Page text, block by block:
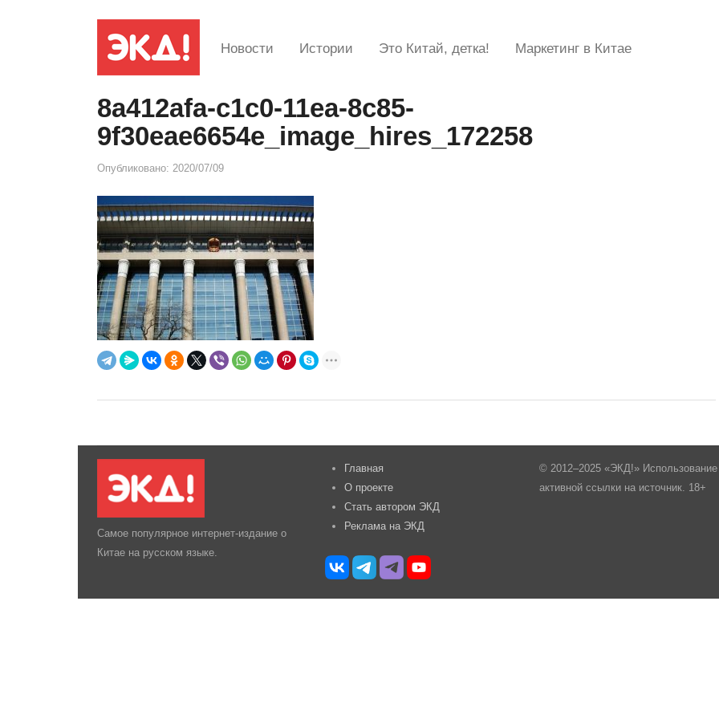
Новости Истории Это Китай, детка! Маркетинг в Китае
8a412afa-c1c0-11ea-8c85-
9f30eae6654e_image_hires_172258
Опубликовано: 2020/07/09
Самое популярное интернет-издание о
Китае на русском языке.
Главная
О проекте
Стать автором ЭКД
Реклама на ЭКД
© 2012–2025 «ЭКД!»
активной ссылки на источник. 18+